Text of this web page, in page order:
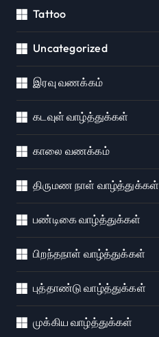
Tattoo
Uncategorized
இரவு வணக்கம்
கடவுள் வாழ்த்துக்கள்
காலை வணக்கம்
திருமண நாள் வாழ்த்துக்கள்
பண்டிகை வாழ்த்துக்கள்
பிறந்தநாள் வாழ்த்துக்கள்
புத்தாண்டு வாழ்த்துக்கள்
முக்கிய வாழ்த்துக்கள்